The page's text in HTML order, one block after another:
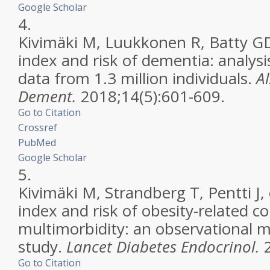
Google Scholar
4.
Kivimäki M, Luukkonen R, Batty
index and risk of dementia:
data from 1.3 million individuals.
Dement. 2018;14(5):601-609.
Go to Citation
Crossref
PubMed
Google Scholar
5.
Kivimäki M, Strandberg T, Pentti
index and risk of obesity-related
multimorbidity: an observational
study. Lancet Diabetes Endocrinol.
Go to Citation